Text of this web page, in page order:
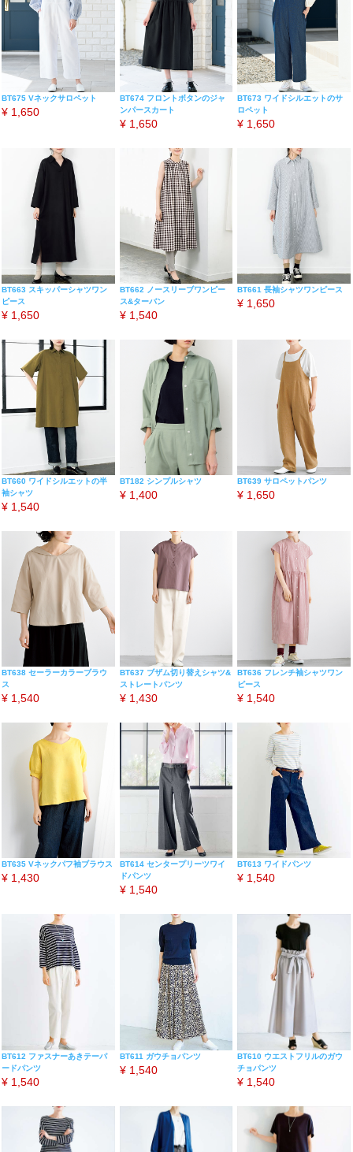
BT675 Vネックサロペット
¥ 1,650
BT674 フロントボタンのジャ
ンパースカート
¥ 1,650
BT673 ワイドシルエットのサ
ロペット
¥ 1,650
BT663 スキッパーシャツワン
ピース
¥ 1,650
BT662 ノースリーブワンピー
ス&ターバン
¥ 1,540
BT661 長袖シャツワンピース
¥ 1,650
BT660 ワイドシルエットの半
袖シャツ
¥ 1,540
BT182 シンプルシャツ
¥ 1,400
BT639 サロペットパンツ
¥ 1,650
BT638 セーラーカラーブラウ
ス
¥ 1,540
BT637 ブザム切り替えシャツ&
ストレートパンツ
¥ 1,430
BT636 フレンチ袖シャツワン
ピース
¥ 1,540
BT635 Vネックパフ袖ブラウス
¥ 1,430
BT614 センタープリーツワイ
ドパンツ
¥ 1,540
BT613 ワイドパンツ
¥ 1,540
BT612 ファスナーあきテーパ
ードパンツ
¥ 1,540
BT611 ガウチョパンツ
¥ 1,540
BT610 ウエストフリルのガウ
チョパンツ
¥ 1,540